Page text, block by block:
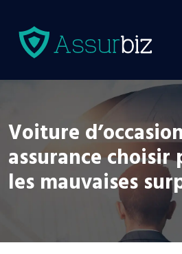
Voiture
assurance
les mauvaises